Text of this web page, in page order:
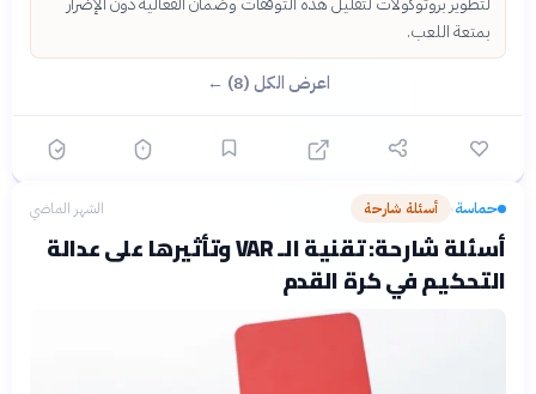
بمتعة اللعب.
اعرض الكل (8) ←
حماسة› أسئلة شارحة الشهر الماضي
أسئلة شارحة: تقنية الـ VAR وتأثيرها على عدالة
التحكيم في كرة القدم